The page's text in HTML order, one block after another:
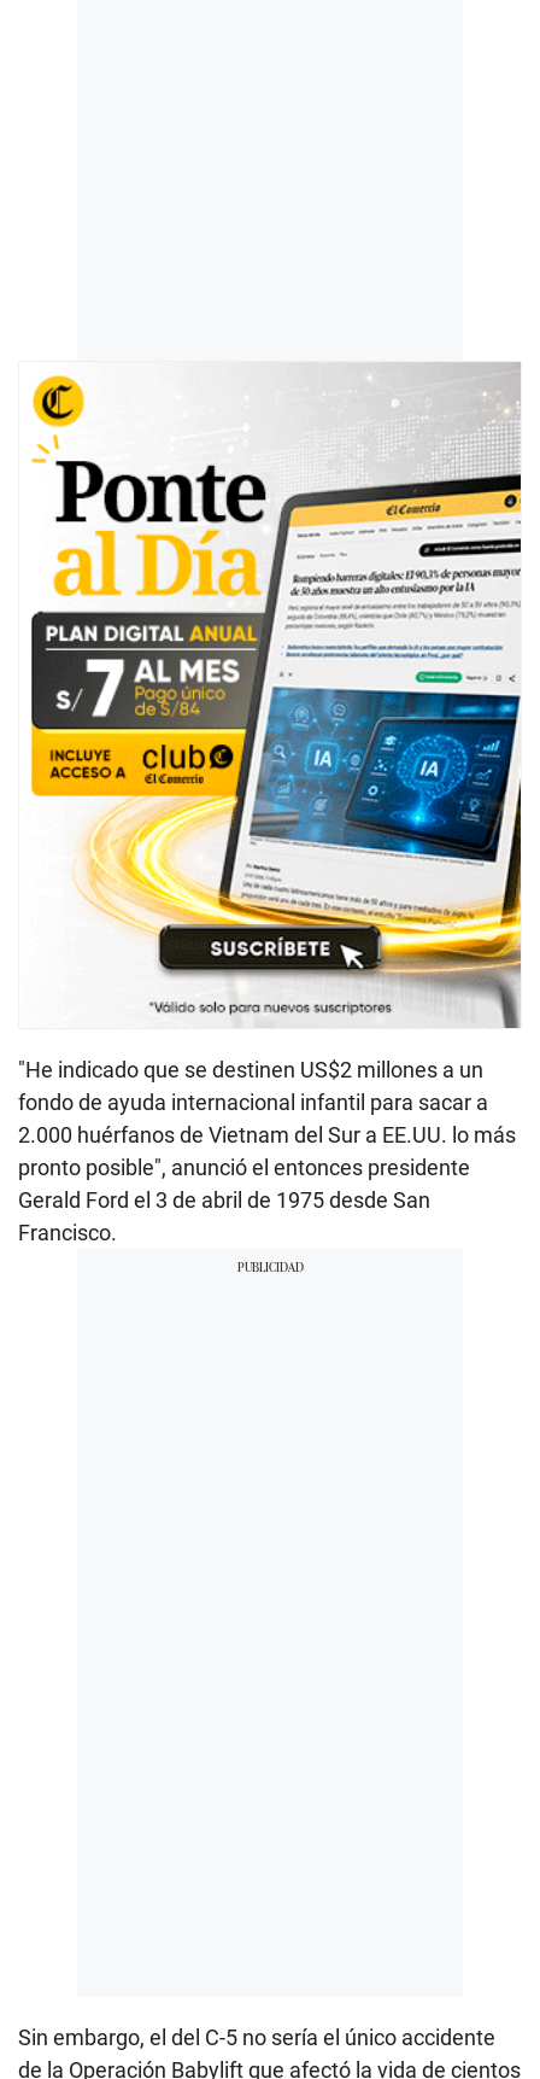
"He indicado que se destinen US$2 millones a un
fondo de ayuda internacional infantil para sacar a
2.000 huérfanos de Vietnam del Sur a EE.UU. lo más
pronto posible", anunció el entonces presidente
Gerald Ford el 3 de abril de 1975 desde San
Francisco.
Sin embargo, el del C-5 no sería el único accidente
de la Operación Babylift que afectó la vida de cientos